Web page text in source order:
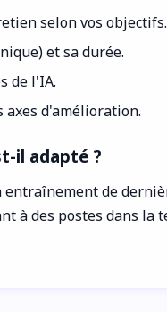
selon vos objectifs.
et sa durée.
de l'IA.
d'amélioration.
il adapté ?
de
à des postes dans